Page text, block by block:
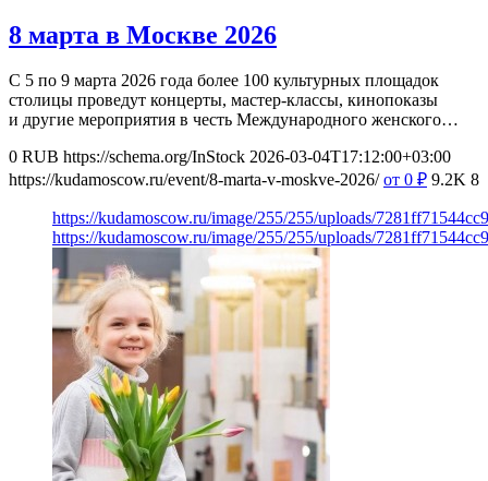
8 марта в Москве 2026
С 5 по 9 марта 2026 года более 100 культурных площадок
столицы проведут концерты, мастер-классы, кинопоказы
и другие мероприятия в честь Международного женского…
0 RUB https://schema.org/InStock 2026-03-04T17:12:00+03:00
https://kudamoscow.ru/event/8-marta-v-moskve-2026/ от 0 ₽ 9.2K 8
https://kudamoscow.ru/image/255/255/uploads/
https://kudamoscow.ru/image/255/255/uploads/